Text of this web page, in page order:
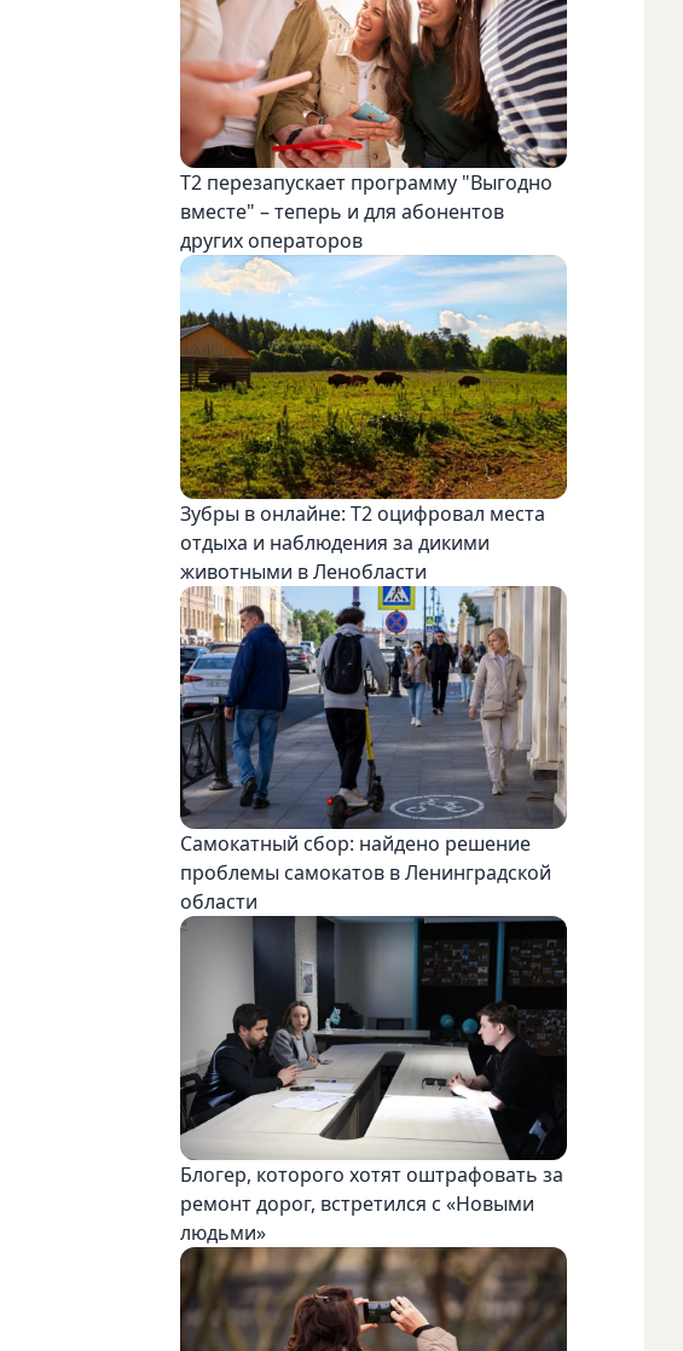
Т2 перезапускает программу "Выгодно
вместе" – теперь и для абонентов
других операторов
Зубры в онлайне: Т2 оцифровал места
отдыха и наблюдения за дикими
животными в Ленобласти
Самокатный сбор: найдено решение
проблемы самокатов в Ленинградской
области
Блогер, которого хотят оштрафовать за
ремонт дорог, встретился с «Новыми
людьми»